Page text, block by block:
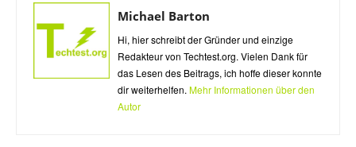
Michael Barton
Hi, hier schreibt der Gründer und einzige
Redakteur von Techtest.org. Vielen Dank für
das Lesen des Beitrags, ich hoffe dieser konnte
dir weiterhelfen. Mehr Informationen über den
Autor